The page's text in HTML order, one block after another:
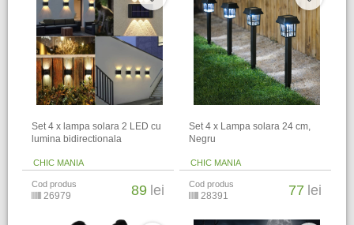
Set 4 x lampa solara 2 LED cu
lumina bidirectionala
CHIC MANIA
Cod produs
26979 89 lei
Set 4 x Lampa solara 24 cm,
Negru
CHIC MANIA
Cod produs
28391 77 lei